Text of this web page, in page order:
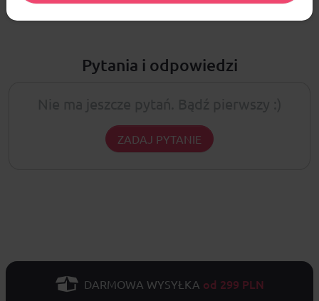
Pytania i odpowiedzi
ZADAJ PYTANIE
DARMOWA WYSYŁKA od 299 PLN